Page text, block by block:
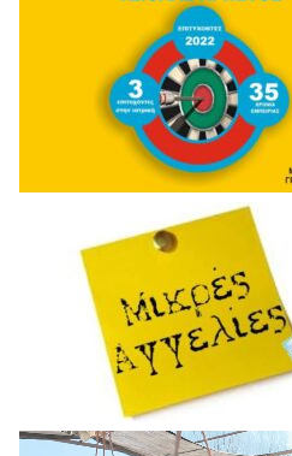
Πρόγραμμα